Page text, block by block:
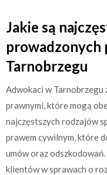
Jakie są
prowadzonych
Tarnobrzegu
Adwokaci w Tarnobrzegu
prawnymi, które mogą
najczęstszych rodzajów
prawem cywilnym, które
umów oraz
klientów w sprawach o